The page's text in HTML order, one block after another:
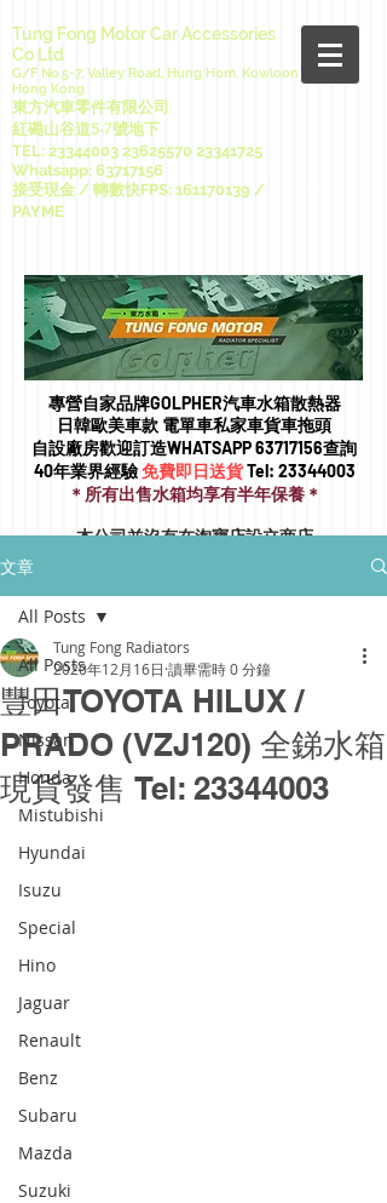
Tung Fong Motor Car Accessories
Co Ltd
G/F No.5-7, Valley Road, Hung Hom, Kowloon
Hong Kong
東方汽車零件有限公司
紅磡山谷道5-7號地下
TEL: 23344003 23625570 23341725
Whatsapp: 63717156
接受現金 / 轉數快FPS: 161170139 /
PAYME
專營自家品牌GOLPHER汽車水箱散熱器
日韓歐美車款 電單車私家車貨車拖頭​
自設廠房歡迎訂造WHATSAPP63717156查詢
40年業界經驗免費即日送貨Tel: 23344003
＊所有出售水箱均享有半年保養＊
本公司並沒有在淘寶店設立商店
文章
All Posts
Toyota
Nissan
Honda
Mistubishi
Hyundai
Isuzu
Special
Hino
Jaguar
Renault
Benz
Subaru
Mazda
Suzuki
All Posts
豐田TOYOTA HILUX /
PRADO (VZJ120) 全銻水箱
現貨發售 Tel: 23344003
Tung Fong Radiators
2020年12月16日 讀畢需時 0 分鐘